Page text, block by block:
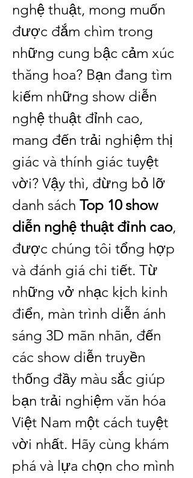
nghệ thuật, mong muốn
được đắm chìm trong
những cung bậc cảm xúc
thăng hoa? Bạn đang tìm
kiếm những show diễn
nghệ thuật đỉnh cao,
mang đến trải nghiệm thị
giác và thính giác tuyệt
vời? Vậy thì, đừng bỏ lỡ
danh sách Top 10 show
diễn nghệ thuật đỉnh cao,
được chúng tôi tổng hợp
và đánh giá chi tiết. Từ
những vở nhạc kịch kinh
điển, màn trình diễn ánh
sáng 3D mãn nhãn, đến
các show diễn truyền
thống đầy màu sắc giúp
bạn trải nghiệm văn hóa
Việt Nam một cách tuyệt
vời nhất. Hãy cùng khám
phá và lựa chọn cho mình